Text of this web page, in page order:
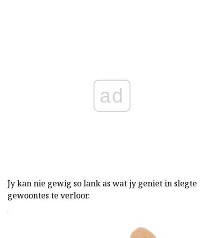
ad
Jy kan nie gewig so lank as wat jy geniet in slegte
gewoontes te verloor.